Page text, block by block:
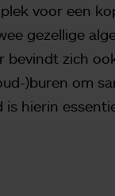
voor een
gezellige
bevindt zich
)buren om
hierin